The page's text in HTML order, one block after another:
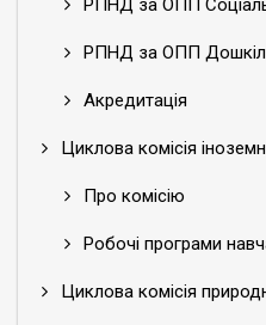
РПНД за ОПП
РПНД за ОПП
Акредитація
Циклова комісія
Про комісію
Робочі програми
Циклова комісія